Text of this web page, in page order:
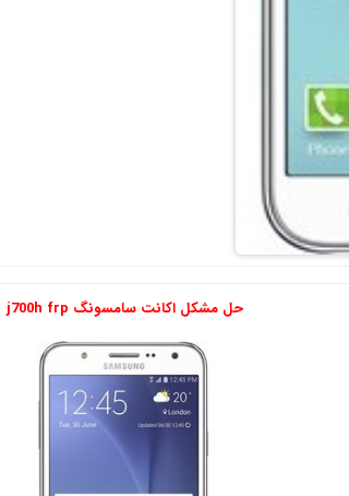
حل مشکل اکانت سامسونگ j700h frp